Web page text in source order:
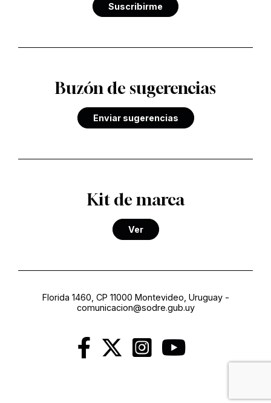
Suscribirme
Buzón de sugerencias
Enviar sugerencias
Kit de marca
Ver
Florida 1460, CP 11000 Montevideo, Uruguay-
comunicacion@sodre.gub.uy